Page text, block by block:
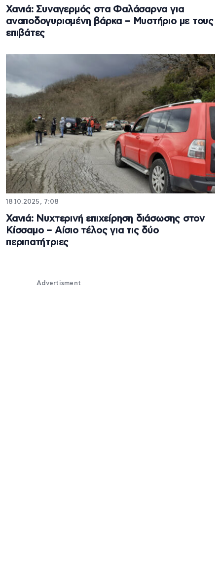
Χανιά: Συναγερμός στα Φαλάσαρνα για
αναποδογυρισμένη βάρκα – Μυστήριο με τους
επιβάτες
18.10.2025, 7:08
Χανιά: Νυχτερινή επιχείρηση διάσωσης στον
Κίσσαμο – Αίσιο τέλος για τις δύο
περιπατήτριες
Advertisment